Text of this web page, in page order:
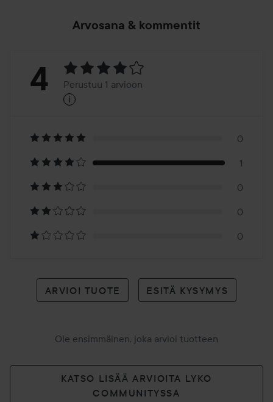
Arvosana & kommentit
Arvosana:
Perustuu
1
arvioon
4 Perustuu 1 arvioon
i
0
1
0
0
0
ARVIOI TUOTE ESITÄ KYSYMYS
Ole ensimmäinen, joka arvioi tuotteen
KATSO LISÄÄ ARVIOITA LYKO
COMMUNITYSSA